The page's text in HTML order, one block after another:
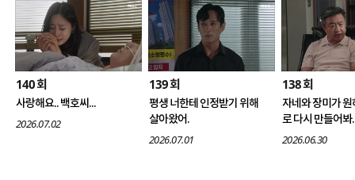
140회
사랑해요.. 백호씨...
2026.07.02
139회
평생 너한테 인정받기 위해
살아왔어.
2026.07.01
138회
자네와 장미가 원
로 다시 만들어봐.
2026.06.30